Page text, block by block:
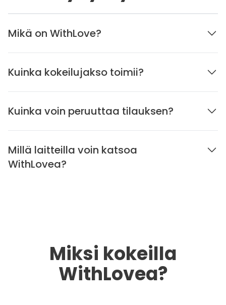
Mikä on WithLove?
Kuinka kokeilujakso toimii?
Kuinka voin peruuttaa tilauksen?
Millä laitteilla voin katsoa
WithLovea?
Miksi kokeilla
WithLovea?